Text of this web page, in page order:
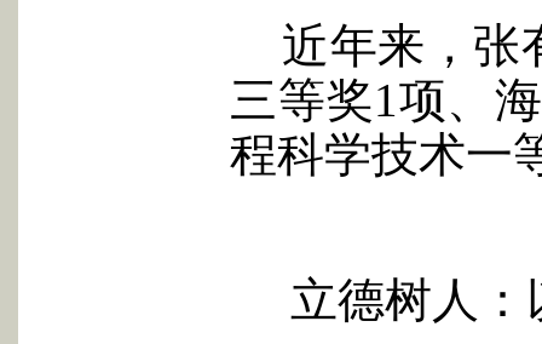
近年来，张
三等奖1项、
程科学技术一
立德树人